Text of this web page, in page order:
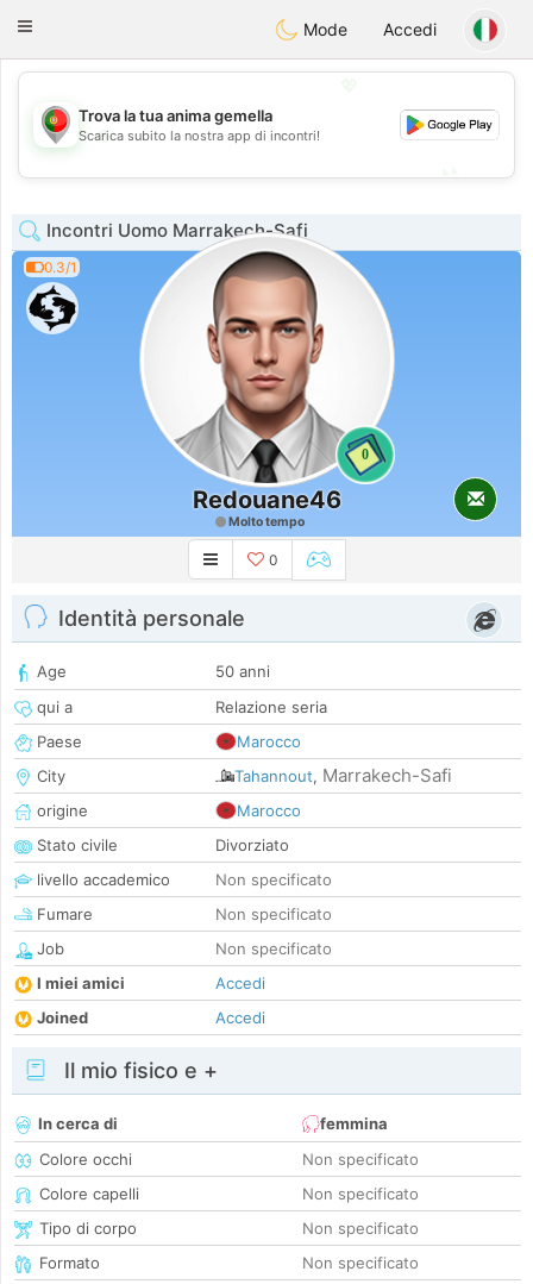
Portugues
Toggle
Mode Accedi
💖
💕
Trova la tua anima gemella
Scarica subito la nostra app di incontri!
Incontri Uomo Marrakech-Safi
0.3/1
0
Redouane46
Molto tempo
0
Identità personale
Age
50 anni
qui a
Relazione seria
Paese
Marocco
City
Tahannout, Marrakech-Safi
origine
Marocco
Stato civile
Divorziato
livello accademico
Non specificato
Fumare
Non specificato
Job
Non specificato
I miei amici
Accedi
Joined
Accedi
Il mio fisico e +
In cerca di
femmina
Colore occhi
Non specificato
Colore capelli
Non specificato
Tipo di corpo
Non specificato
Formato
Non specificato